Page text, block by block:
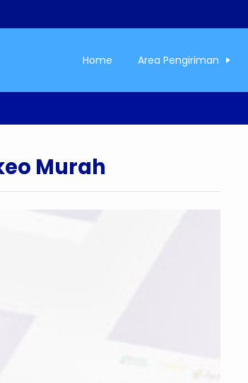
Home Area Pengiriman
Murah